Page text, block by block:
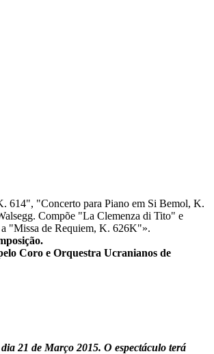
614", "Concerto para Piano em Si Bemol, K.
Compõe "La Clemenza di Tito" e
a "Missa de Requiem, K. 626K"».
Coro e Orquestra Ucranianos de
21 de Março 2015. O espectáculo terá